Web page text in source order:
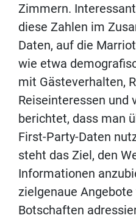
Zimmern.
diese Zahlen im
Daten, auf die
wie etwa
mit Gästeverhalten,
Reiseinteressen und
berichtet, dass man
First-Party-Daten
steht das Ziel, den
Informationen
zielgenaue
Botschaften